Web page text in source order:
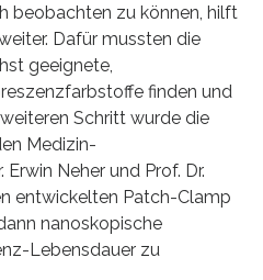
beobachten zu können, hilft
Dafür mussten die
geeignete,
finden und
Schritt wurde die
Medizin-
Neher und Prof. Dr.
entwickelten Patch-Clamp
nanoskopische
Lebensdauer zu